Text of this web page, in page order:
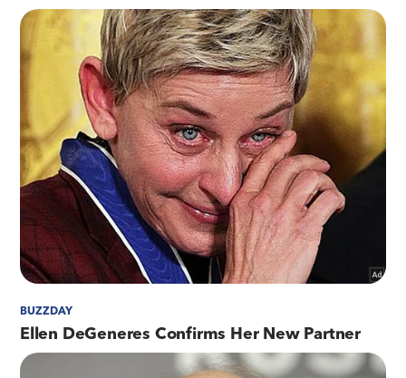
resolução em vias expressas, túneis, orlas e em
algumas comunidades. Os equipamentos vão
transmitir as imagens, em tempo real, para a
central de monitoramento do CICC. No caso das
vias expressas e túneis, as câmeras serão
dotadas de software de leitura de placa, para
identificar veículos roubados ou furtados que
estejam em circulação.
dia, permitindo um tempo de resposta muito